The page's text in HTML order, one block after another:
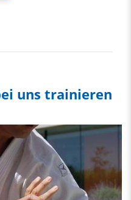
uns trainieren